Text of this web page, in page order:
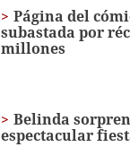
Página del
subastada por
millones
Belinda
espectacular